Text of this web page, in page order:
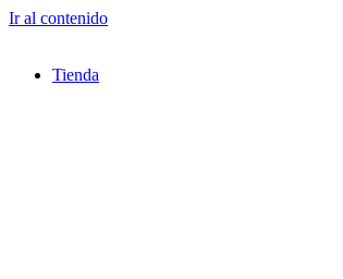
Ir al contenido
Tienda